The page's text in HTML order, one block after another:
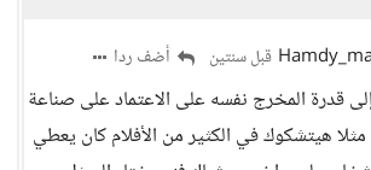
قبل سنتين أضف ردا
قدرة المخرج نفسه على الاعتماد على صناعة
هيتشكوك في الكثير من الأفلام كان يعطي